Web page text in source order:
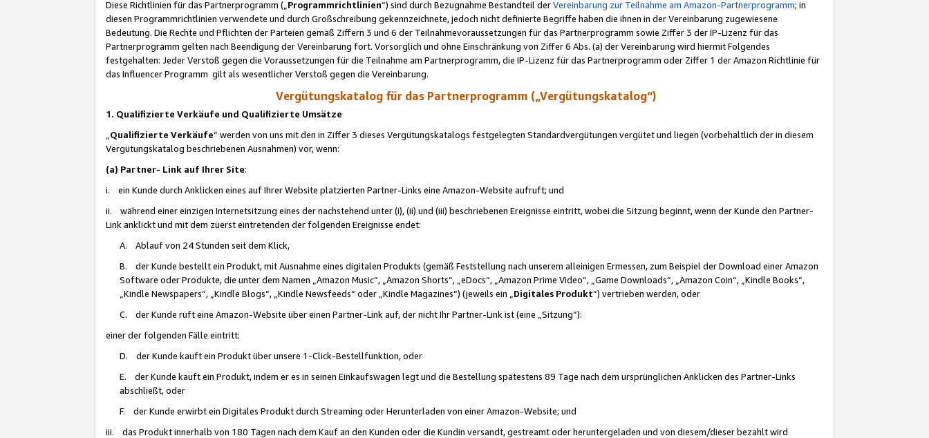
Diese Richtlinien für das Partnerprogramm („Programmrichtlinien“) sind durch Bezugnahme Bestandteil derVereinbarung zur Teilnahme am Amazon-Partnerprogramm; in
diesen Programmrichtlinien verwendete und durch Großschreibung gekennzeichnete, jedoch nicht definierte Begriffe haben die ihnen in der Vereinbarung zugewiesene
Bedeutung. Die Rechte und Pflichten der Parteien gemäß Ziffern 3 und 6 der Teilnahmevoraussetzungen für das Partnerprogramm sowie Ziffer 3 der IP-Lizenz für das
Partnerprogramm gelten nach Beendigung der Vereinbarung fort. Vorsorglich und ohne Einschränkung von Ziffer 6 Abs. (a) der Vereinbarung wird hiermit Folgendes
festgehalten: Jeder Verstoß gegen die Voraussetzungen für die Teilnahme am Partnerprogramm, die IP-Lizenz für das Partnerprogramm oder Ziffer 1 der Amazon Richtlinie für
das Influencer Programm gilt als wesentlicher Verstoß gegen die Vereinbarung.
Vergütungskatalog für das Partnerprogramm („Vergütungskatalog“)
1. Qualifizierte Verkäufe und Qualifizierte Umsätze
Qualifizierte Verkäufe“ werden von uns mit den in Ziffer 3 dieses Vergütungskatalogs festgelegten Standardvergütungen vergütet und liegen (vorbehaltlich der in diesem
Vergütungskatalog beschriebenen Ausnahmen) vor, wenn:
(a) Partner- Link auf Ihrer Site:
i. ein Kunde durch Anklicken eines auf Ihrer Website platzierten Partner-Links eine Amazon-Website aufruft; und
ii. während einer einzigen Internetsitzung eines der nachstehend unter (i), (ii) und (iii) beschriebenen Ereignisse eintritt, wobei die Sitzung beginnt, wenn der Kunde den Partner-
Link anklickt und mit dem zuerst eintretenden der folgenden Ereignisse endet:
A. Ablauf von 24 Stunden seit dem Klick,
B. der Kunde bestellt ein Produkt, mit Ausnahme eines digitalen Produkts (gemäß Feststellung nach unserem alleinigen Ermessen, zum Beispiel der Download einer Amazon
Software oder Produkte, die unter dem Namen „Amazon Music“, „Amazon Shorts“, „eDocs“, „Amazon Prime Video“, „Game Downloads“, „Amazon Coin“, „Kindle Books“,
„Kindle Newspapers“, „Kindle Blogs“, „Kindle Newsfeeds“ oder „Kindle Magazines“) (jeweils ein „ Digitales Produkt“) vertrieben werden, oder
C. der Kunde ruft eine Amazon-Website über einen Partner-Link auf, der nicht Ihr Partner-Link ist (eine „Sitzung“):
einer der folgenden Fälle eintritt:
D. der Kunde kauft ein Produkt über unsere 1-Click-Bestellfunktion, oder
E. der Kunde kauft ein Produkt, indem er es in seinen Einkaufswagen legt und die Bestellung spätestens 89 Tage nach dem ursprünglichen Anklicken des Partner-Links
abschließt, oder
F. der Kunde erwirbt ein Digitales Produkt durch Streaming oder Herunterladen von einer Amazon-Website; und
iii. das Produkt innerhalb von 180 Tagen nach dem Kauf an den Kunden oder die Kundin versandt, gestreamt oder heruntergeladen und von diesem/dieser bezahlt wird